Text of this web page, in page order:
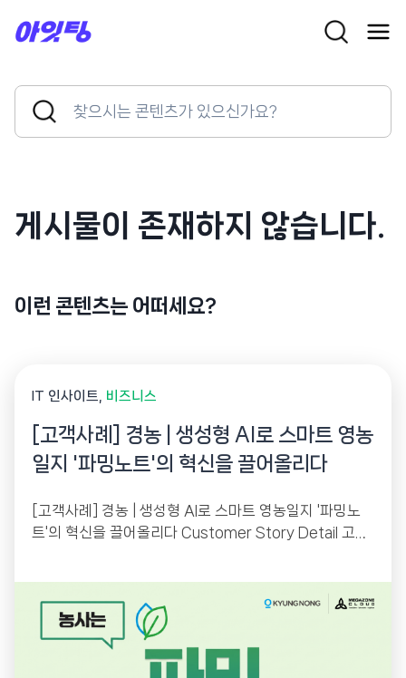
Search
Search
Button
게시물이 존재하지 않습니다.
이런 콘텐츠는 어떠세요?
IT 인사이트 비즈니스
[고객사례] 경농 | 생성형 AI로 스마트 영농
일지 '파밍노트'의 혁신을 끌어올리다
[고객사례] 경농 | 생성형 AI로 스마트 영농일지 '파밍노
트'의 혁신을 끌어올리다 Customer Story Detail 고객